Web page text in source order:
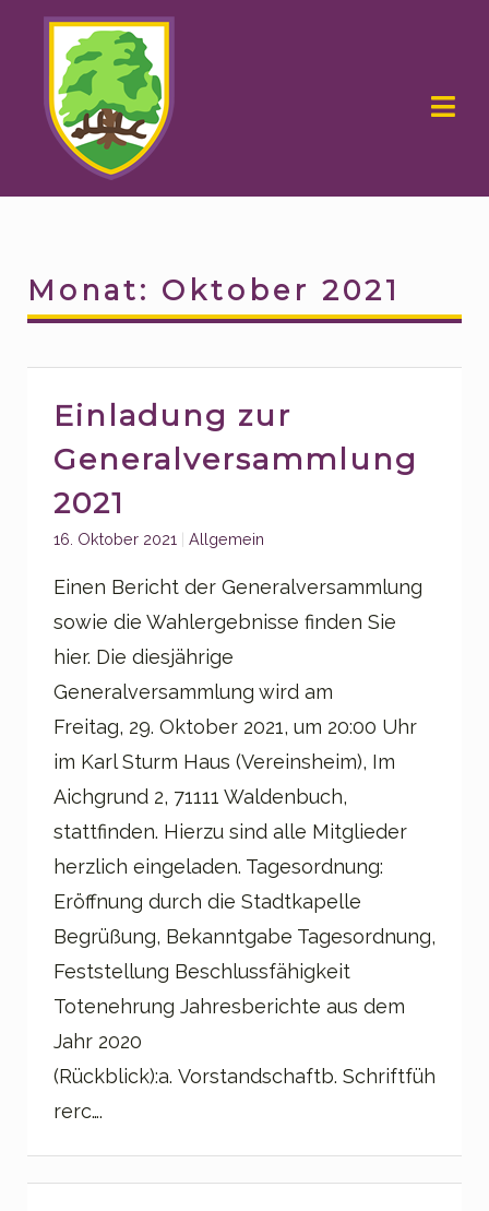
Skip
navigation
Skip
content
Monat: Oktober 2021
Einladung zur
Generalversammlung
2021
16. Oktober 2021 Categories:
Allgemein
Einen Bericht der Generalversammlung
sowie die Wahlergebnisse finden Sie
hier. Die diesjährige
Generalversammlung wird am
Freitag, 29. Oktober 2021, um 20:00 Uhr
im Karl Sturm Haus (Vereinsheim), Im
Aichgrund 2, 71111 Waldenbuch,
stattfinden. Hierzu sind alle Mitglieder
herzlich eingeladen. Tagesordnung:
Eröffnung durch die Stadtkapelle
Begrüßung, Bekanntgabe Tagesordnung,
Feststellung Beschlussfähigkeit
Totenehrung Jahresberichte aus dem
Jahr 2020
(Rückblick):a. Vorstandschaftb. Schriftfüh
rerc….